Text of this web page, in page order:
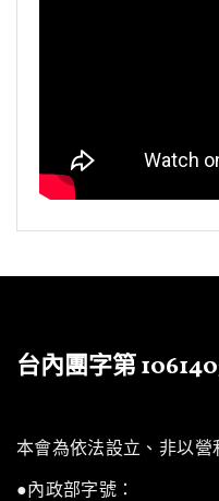
台內團字第
本會為依法設立、非以營
●內政部字號：